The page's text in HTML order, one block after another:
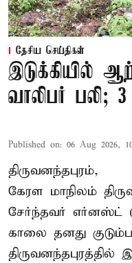
தேசிய செய்திகள்
இடுக்கியில்
வாலிபர் பலி;
Published on: 06 Aug 2026,
திருவனந்தபுரம்,
கேரள மாநிலம்
சேர்ந்தவர் எர்னஸ்ட்
காலை தனது
திருவனந்தபுரத்தில்